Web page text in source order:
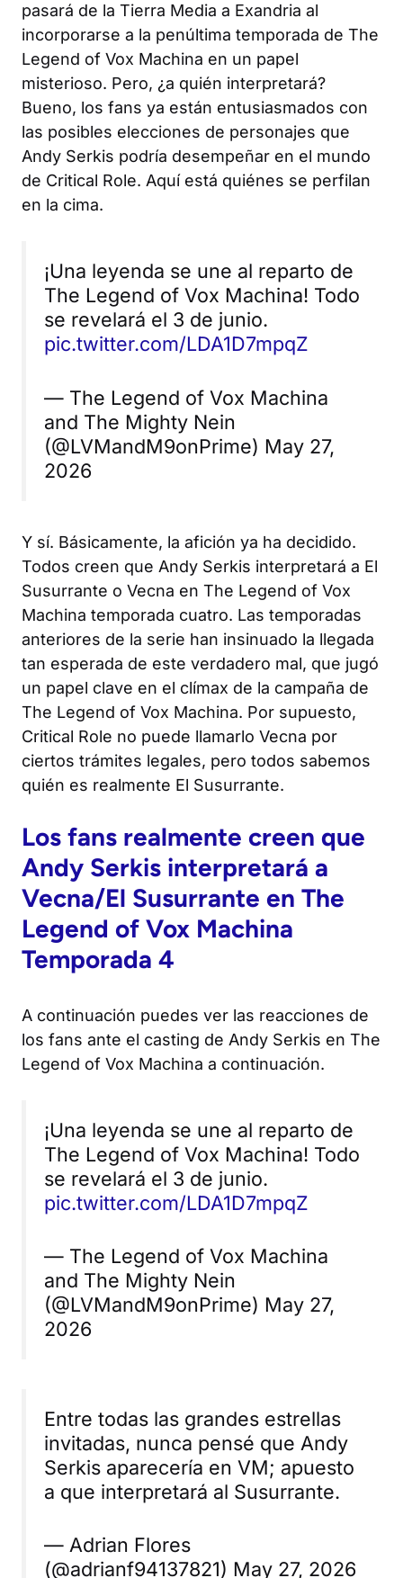
pasará de la Tierra Media a Exandria al
incorporarse a la penúltima temporada de The
Legend of Vox Machina en un papel
misterioso. Pero, ¿a quién interpretará?
Bueno, los fans ya están entusiasmados con
las posibles elecciones de personajes que
Andy Serkis podría desempeñar en el mundo
de Critical Role. Aquí está quiénes se perfilan
en la cima.
¡Una leyenda se une al reparto de
The Legend of Vox Machina! Todo
se revelará el 3 de junio.
pic.twitter.com/LDA1D7mpqZ
— The Legend of Vox Machina
and The Mighty Nein
(@LVMandM9onPrime) May 27,
2026
Y sí. Básicamente, la afición ya ha decidido.
Todos creen que Andy Serkis interpretará a El
Susurrante o Vecna en The Legend of Vox
Machina temporada cuatro. Las temporadas
anteriores de la serie han insinuado la llegada
tan esperada de este verdadero mal, que jugó
un papel clave en el clímax de la campaña de
The Legend of Vox Machina. Por supuesto,
Critical Role no puede llamarlo Vecna por
ciertos trámites legales, pero todos sabemos
quién es realmente El Susurrante.
Los fans realmente creen que
Andy Serkis interpretará a
Vecna/El Susurrante en The
Legend of Vox Machina
Temporada 4
A continuación puedes ver las reacciones de
los fans ante el casting de Andy Serkis en The
Legend of Vox Machina a continuación.
¡Una leyenda se une al reparto de
The Legend of Vox Machina! Todo
se revelará el 3 de junio.
pic.twitter.com/LDA1D7mpqZ
— The Legend of Vox Machina
and The Mighty Nein
(@LVMandM9onPrime) May 27,
2026
Entre todas las grandes estrellas
invitadas, nunca pensé que Andy
Serkis aparecería en VM; apuesto
a que interpretará al Susurrante.
— Adrian Flores
(@adrianf94137821) May 27, 2026